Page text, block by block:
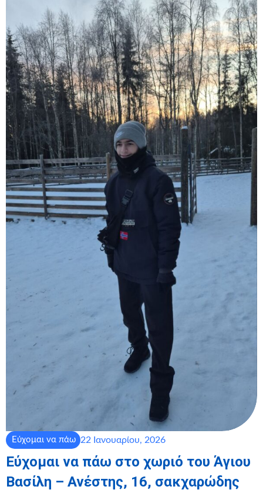
Εύχομαι να πάω 22 Ιανουαρίου, 2026
Εύχομαι να πάω στο χωριό του Άγιου
Βασίλη – Ανέστης, 16, σακχαρώδης